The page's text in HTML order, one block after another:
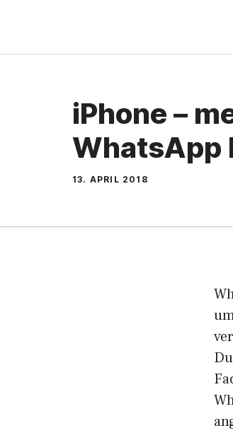
springen
iPhone –
WhatsApp
13. APRIL 2018